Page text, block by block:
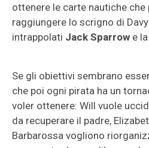
ottenere le carte nautiche
raggiungere lo scrigno di
intrappolati Jack Sparrow e la
Se gli obiettivi sembrano
che poi ogni pirata ha un
voler ottenere: Will vuole
da recuperare il padre,
Barbarossa vogliono